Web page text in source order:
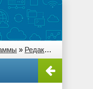
» Редакторы звука